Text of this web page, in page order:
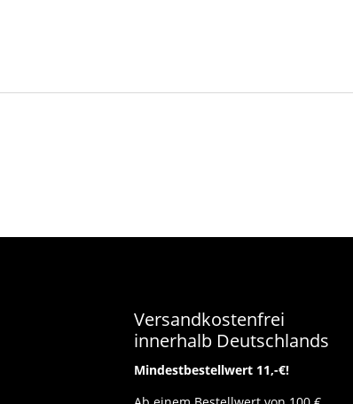
Versandkostenfrei
innerhalb Deutschlands
Mindestbestellwert 11,-€!